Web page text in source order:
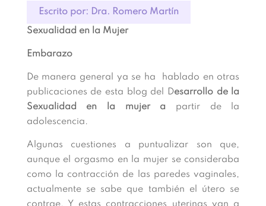
Escrito por: Dra. Romero Martín
Sexualidad en la Mujer
Embarazo
De manera general ya se ha hablado en otras
publicaciones de esta blog del Desarrollo de la
Sexualidad en la mujer a partir de la
adolescencia.
Algunas cuestiones a puntualizar son que,
aunque el orgasmo en la mujer se consideraba
como la contracción de las paredes vaginales,
actualmente se sabe que también el útero se